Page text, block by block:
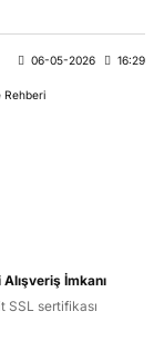
06-05-2026 16:29
Rehberi
İmkanı
SSL sertifikası